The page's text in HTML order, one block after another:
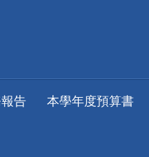
告 本學年度預算書